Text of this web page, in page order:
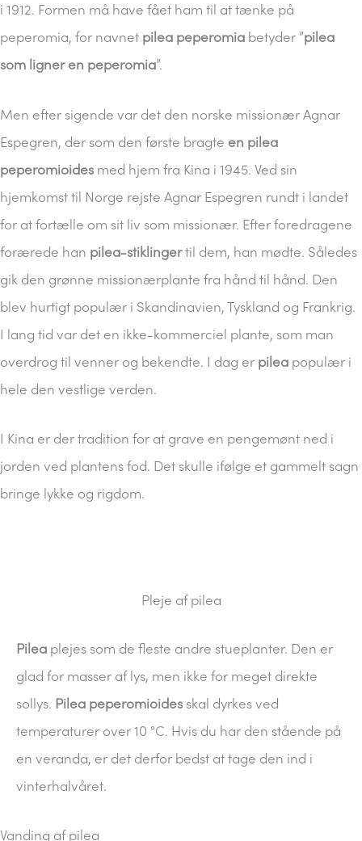
i 1912. Formen må have fået ham til at tænke på
peperomia, for navnet pilea peperomia betyder ”pilea
som ligner en peperomia”.
Men efter sigende var det den norske missionær Agnar
Espegren, der som den første bragte en pilea
peperomioides med hjem fra Kina i 1945. Ved sin
hjemkomst til Norge rejste Agnar Espegren rundt i landet
for at fortælle om sit liv som missionær. Efter foredragene
forærede han pilea-stiklingertil dem, han mødte. Således
gik den grønne missionærplante fra hånd til hånd. Den
blev hurtigt populær i Skandinavien, Tyskland og Frankrig.
I lang tid var det en ikke-kommerciel plante, som man
overdrog til venner og bekendte. I dag er pilea populær i
hele den vestlige verden.
I Kina er der tradition for at grave en pengemønt ned i
jorden ved plantens fod. Det skulle ifølge et gammelt sagn
bringe lykke og rigdom.
Pleje af pilea
Pilea plejes som de fleste andre stueplanter. Den er
glad for masser af lys, men ikke for meget direkte
sollys. Pilea peperomioides skal dyrkes ved
temperaturer over 10 °C. Hvis du har den stående på
en veranda, er det derfor bedst at tage den ind i
vinterhalvåret.
Vanding af pilea